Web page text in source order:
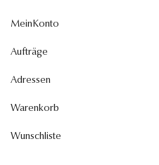
MeinKonto
Aufträge
Adressen
Warenkorb
Wunschliste